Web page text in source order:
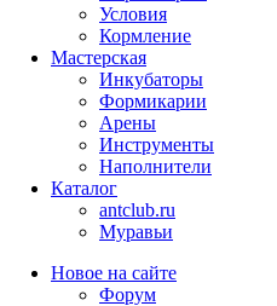
Условия
Кормление
Мастерская
Инкубаторы
Формикарии
Арены
Инструменты
Наполнители
Каталог
antclub.ru
Муравьи
Новое на сайте
Форум